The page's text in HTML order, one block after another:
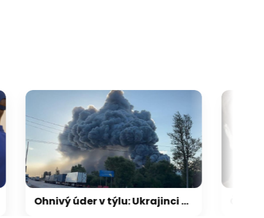
Ohnivý úder v týlu: Ukrajinci ochromili rafinérie, útok v Kyjevě si vyžádal i život dítěte